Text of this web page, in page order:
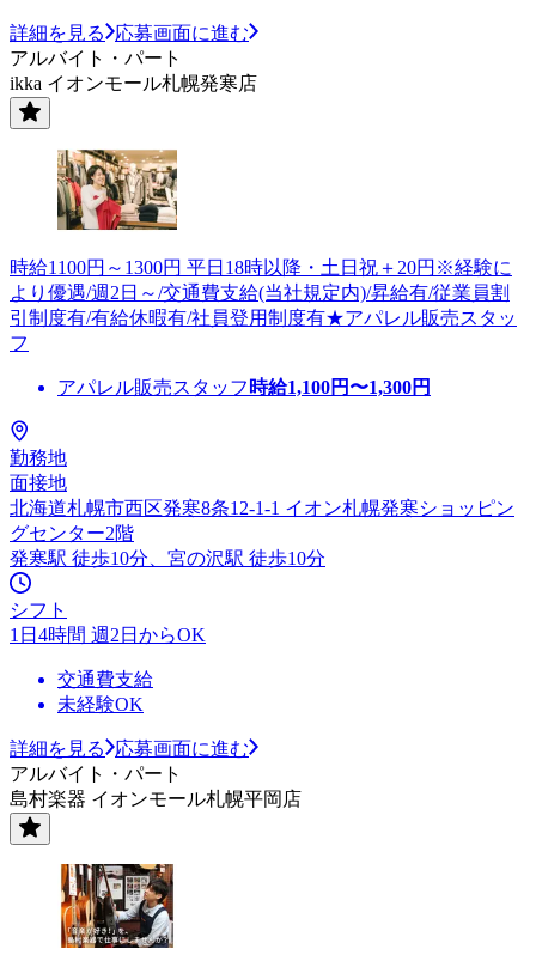
詳細を見る
応募画面に進む
アルバイト・パート
ikka イオンモール札幌発寒店
時給1100円～1300円 平日18時以降・土日祝＋20円※経験に
より優遇/週2日～/交通費支給(当社規定内)/昇給有/従業員割
引制度有/有給休暇有/社員登用制度有★アパレル販売スタッ
フ
アパレル販売スタッフ 時給1,100円〜1,300円
勤務地
面接地
北海道札幌市西区発寒8条12-1-1 イオン札幌発寒ショッピン
グセンター2階
発寒駅 徒歩10分、宮の沢駅 徒歩10分
シフト
1日4時間 週2日からOK
交通費支給
未経験OK
詳細を見る
応募画面に進む
アルバイト・パート
島村楽器 イオンモール札幌平岡店